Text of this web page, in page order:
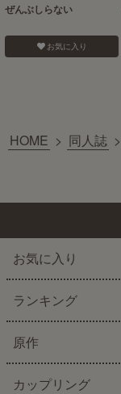
ぜんぶしらない
お気に入り
HOME > 同人誌 >
お気に入り
ランキング
原作
カップリング